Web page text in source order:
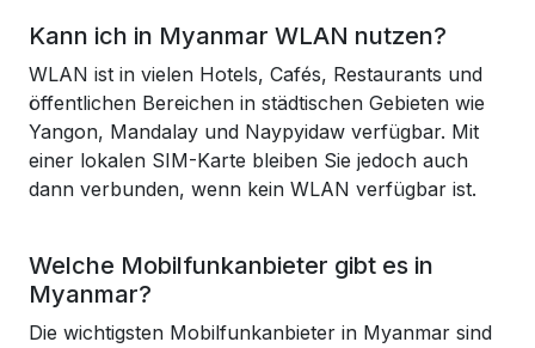
Kann ich in Myanmar WLAN nutzen?
WLAN ist in vielen Hotels, Cafés, Restaurants und
öffentlichen Bereichen in städtischen Gebieten wie
Yangon, Mandalay und Naypyidaw verfügbar. Mit
einer lokalen SIM-Karte bleiben Sie jedoch auch
dann verbunden, wenn kein WLAN verfügbar ist.
Welche Mobilfunkanbieter gibt es in
Myanmar?
Die wichtigsten Mobilfunkanbieter in Myanmar sind